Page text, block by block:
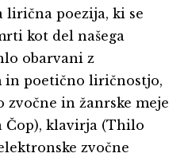
lirična poezija, ki se
kot del našega
obarvani z
in poetično liričnostjo,
zvočne in žanrske meje
Čop), klavirja (Thilo
zvočne